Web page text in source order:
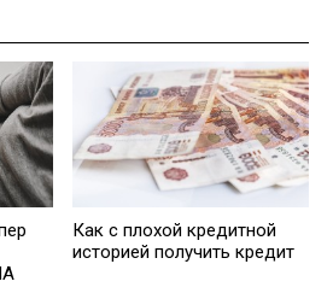
Кaк с плохой кредитной
историей получить кредит